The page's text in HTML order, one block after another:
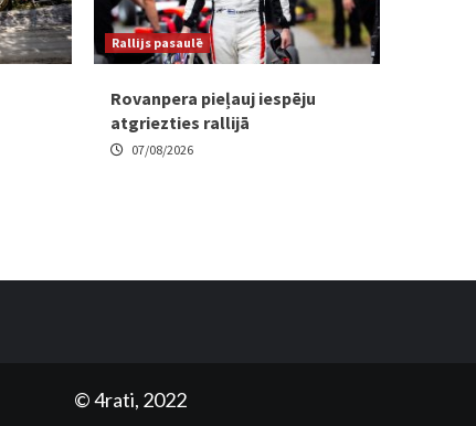
Rallijs pasaulē
Rovanpera pieļauj iespēju
atgriezties rallijā
07/08/2026
© 4rati, 2022